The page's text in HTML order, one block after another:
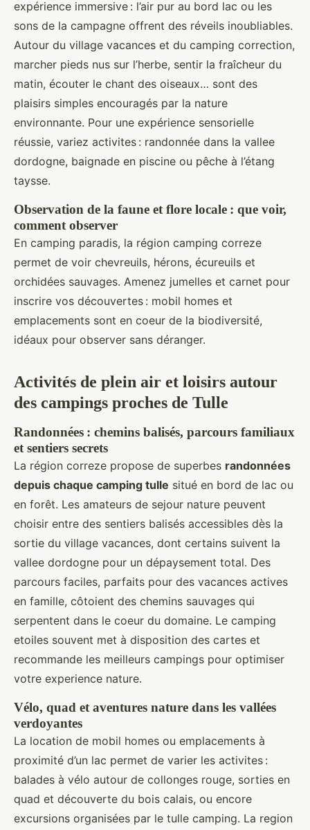
expérience immersive : l’air pur au bord lac ou les
sons de la campagne offrent des réveils inoubliables.
Autour du village vacances et du camping correction,
marcher pieds nus sur l’herbe, sentir la fraîcheur du
matin, écouter le chant des oiseaux… sont des
plaisirs simples encouragés par la nature
environnante. Pour une expérience sensorielle
réussie, variez activites : randonnée dans la vallee
dordogne, baignade en piscine ou pêche à l’étang
taysse.
Observation de la faune et flore locale : que voir,
comment observer
En camping paradis, la région camping correze
permet de voir chevreuils, hérons, écureuils et
orchidées sauvages. Amenez jumelles et carnet pour
inscrire vos découvertes : mobil homes et
emplacements sont en coeur de la biodiversité,
idéaux pour observer sans déranger.
Activités de plein air et loisirs autour
des campings proches de Tulle
Randonnées : chemins balisés, parcours familiaux
et sentiers secrets
La région correze propose de superbes randonnées
depuis chaque camping tulle situé en bord de lac ou
en forêt. Les amateurs de sejour nature peuvent
choisir entre des sentiers balisés accessibles dès la
sortie du village vacances, dont certains suivent la
vallee dordogne pour un dépaysement total. Des
parcours faciles, parfaits pour des vacances actives
en famille, côtoient des chemins sauvages qui
serpentent dans le coeur du domaine. Le camping
etoiles souvent met à disposition des cartes et
recommande les meilleurs campings pour optimiser
votre experience nature.
Vélo, quad et aventures nature dans les vallées
verdoyantes
La location de mobil homes ou emplacements à
proximité d’un lac permet de varier les activites :
balades à vélo autour de collonges rouge, sorties en
quad et découverte du bois calais, ou encore
excursions organisées par le tulle camping. La region